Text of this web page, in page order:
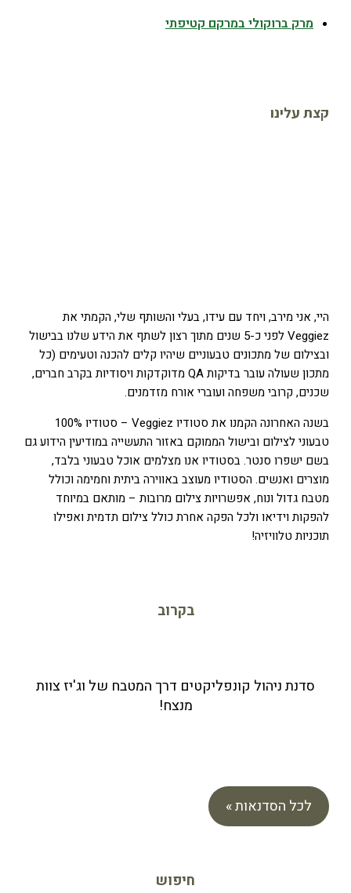
מרק ברוקולי במרקם קטיפתי
קצת עלינו
היי, אני מירב, ויחד עם עידו, בעלי והשותף שלי, הקמתי את
Veggiez לפני כ-5 שנים מתוך רצון לשתף את הידע שלנו בבישול
ובצילום של מתכונים טבעוניים שיהיו קלים להכנה וטעימים (כל
מתכון שעולה עובר בדיקות QA מדוקדקות ויסודיות בקרב חברים,
שכנים, קרובי משפחה ועוברי אורח מזדמנים.
בשנה האחרונה הקמנו את סטודיו Veggiez – סטודיו 100%
טבעוני לצילום ובישול הממוקם באזור התעשייה במודיעין הידוע גם
בשם ישפרו סנטר. בסטודיו אנו מצלמים אוכל טבעוני בלבד,
מוצרים ואנשים. הסטודיו מעוצב באווירה ביתית וחמימה וכולל
מטבח גדול ונוח, אפשרויות צילום מרובות – מותאם במיוחד
להפקות וידיאו ולכל הפקה אחרת כולל צילום תדמית ואפילו
תוכניות טלוויזיה!
בקרוב
סדנת ניהול קונפליקטים דרך המטבח של וג'יז צוות
מנצח!
לכל הסדנאות »
חיפוש